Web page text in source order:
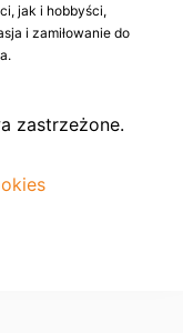
jak i hobbyści,
i zamiłowanie do
zastrzeżone.